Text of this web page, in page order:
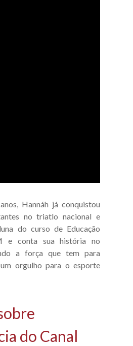
Hannáh já conquistou
no triatlo nacional e
do curso de Educação
e conta sua história no
a força que tem para
orgulho para o esporte
do Canal